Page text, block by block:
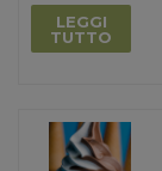
LEGGI
TUTTO